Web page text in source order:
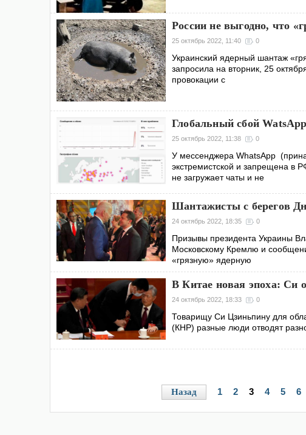
России не выгодно, что
25 октябрь 2022, 11:40 0
Украинский ядерный шантаж
запросила на вторник, 25
провокации с
Глобальный сбой
25 октябрь 2022, 11:38 0
У мессенджера WhatsApp
экстремистской и запрещена в
не загружает чаты и не
Шантажисты с берегов
24 октябрь 2022, 18:35 0
Призывы президента Украины
Московскому Кремлю и
«грязную» ядерную
В Китае новая эпоха: Си
24 октябрь 2022, 18:33 0
Товарищу Си Цзиньпину для
(КНР) разные люди отводят
Назад 1 2 3 4 5 6